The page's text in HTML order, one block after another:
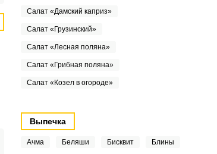
Салат «Дамский каприз»
Салат «Грузинский»
Салат «Лесная поляна»
Салат «Грибная поляна»
Салат «Козел в огороде»
Выпечка
Ачма Беляши Бисквит Блины